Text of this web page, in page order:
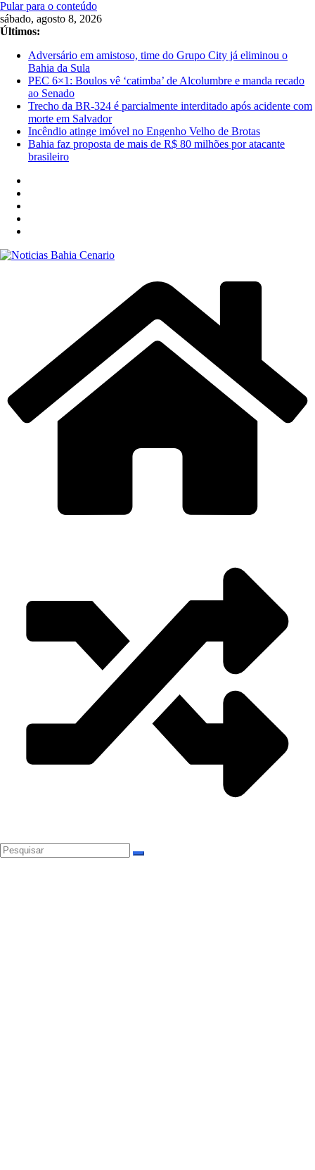
Pular para o conteúdo
sábado, agosto 8, 2026
Últimos:
Adversário em amistoso, time do Grupo City já eliminou o
Bahia da Sula
PEC 6×1: Boulos vê ‘catimba’ de Alcolumbre e manda recado
ao Senado
Trecho da BR-324 é parcialmente interditado após acidente com
morte em Salvador
Incêndio atinge imóvel no Engenho Velho de Brotas
Bahia faz proposta de mais de R$ 80 milhões por atacante
brasileiro